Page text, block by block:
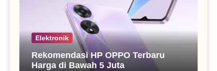
Elektronik
Rekomendasi HP OPPO Terbaru
Harga di Bawah 5 Juta